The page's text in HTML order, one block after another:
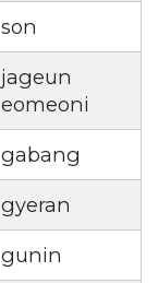
son
jageun
eomeoni
gabang
gyeran
gunin